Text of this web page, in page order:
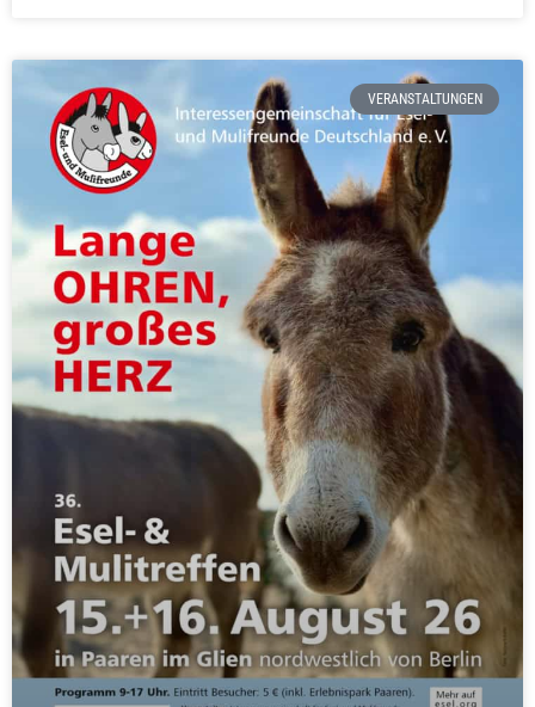
VERANSTALTUNGEN